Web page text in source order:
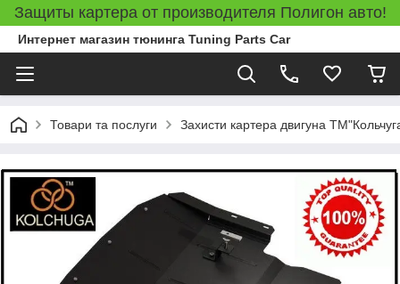
Защиты картера от производителя Полигон авто!
Интернет магазин тюнинга Tuning Parts Car
Товари та послуги Захисти картера двигуна